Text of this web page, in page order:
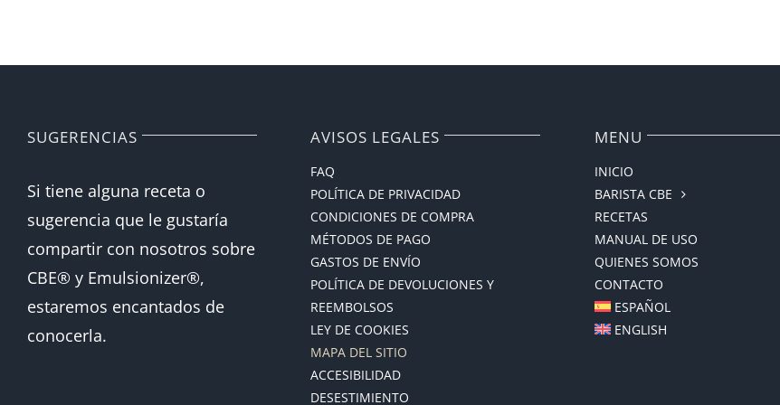
SUGERENCIAS
Si tiene alguna receta o
sugerencia que le gustaría
compartir con nosotros sobre
CBE® y Emulsionizer®,
estaremos encantados de
conocerla.
AVISOS LEGALES
FAQ
POLÍTICA DE PRIVACIDAD
CONDICIONES DE COMPRA
MÉTODOS DE PAGO
GASTOS DE ENVÍO
POLÍTICA DE DEVOLUCIONES Y
REEMBOLSOS
LEY DE COOKIES
MAPA DEL SITIO
ACCESIBILIDAD
DESESTIMIENTO
MENU
INICIO
BARISTA CBE
RECETAS
MANUAL DE USO
QUIENES SOMOS
CONTACTO
ESPAÑOL
ENGLISH